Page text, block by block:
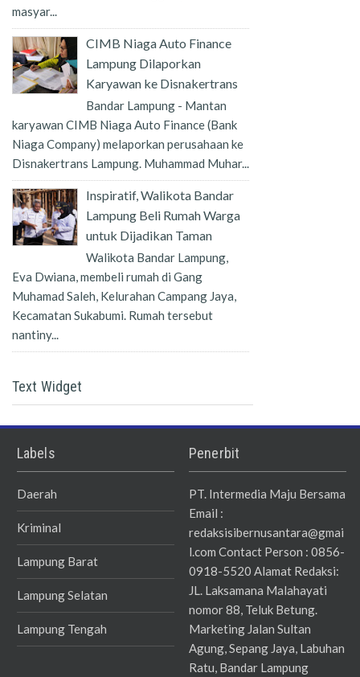
masyar...
CIMB Niaga Auto Finance
Lampung Dilaporkan
Karyawan ke Disnakertrans
Bandar Lampung - Mantan
karyawan CIMB Niaga Auto Finance (Bank
Niaga Company) melaporkan perusahaan ke
Disnakertrans Lampung. Muhammad Muhar...
Inspiratif, Walikota Bandar
Lampung Beli Rumah Warga
untuk Dijadikan Taman
Walikota Bandar Lampung,
Eva Dwiana, membeli rumah di Gang
Muhamad Saleh, Kelurahan Campang Jaya,
Kecamatan Sukabumi. Rumah tersebut
nantiny...
Text Widget
Labels
Daerah
Kriminal
Lampung Barat
Lampung Selatan
Lampung Tengah
Penerbit
PT. Intermedia Maju Bersama
Email :
redaksisibernusantara@gmai
l.com Contact Person : 0856-
0918-5520 Alamat Redaksi:
JL. Laksamana Malahayati
nomor 88, Teluk Betung.
Marketing Jalan Sultan
Agung, Sepang Jaya, Labuhan
Ratu, Bandar Lampung